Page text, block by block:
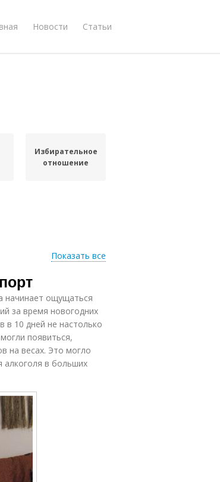
Новости Статьи
Избирательное
отношение
Показать все
начинает ощущаться
за время новогодних
в 10 дней не настолько
появиться,
на весах. Это могло
алкоголя в больших